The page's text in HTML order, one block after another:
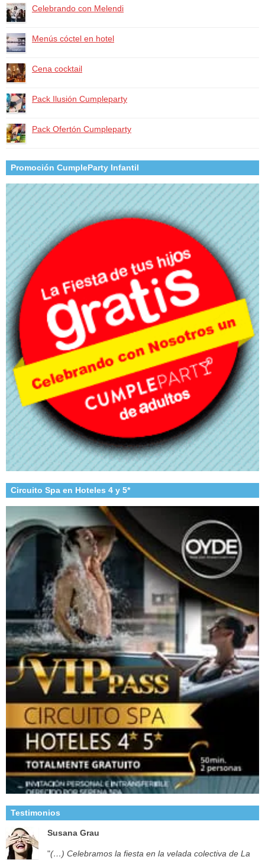
Celebrando con Melendi
Menús cóctel en hotel
Cena cocktail
Pack Ilusión Cumpleparty
Pack Ofertón Cumpleparty
Promoción CumpleParty Infantil
Circuito Spa en Hoteles 4 y 5*
Testimonios
Susana Grau
"(…) Celebramos la fiesta en la velada colectiva de La